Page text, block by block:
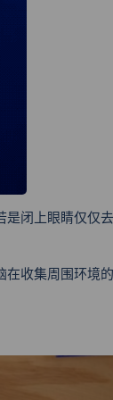
是闭上眼睛仅仅去
在收集周围环境的